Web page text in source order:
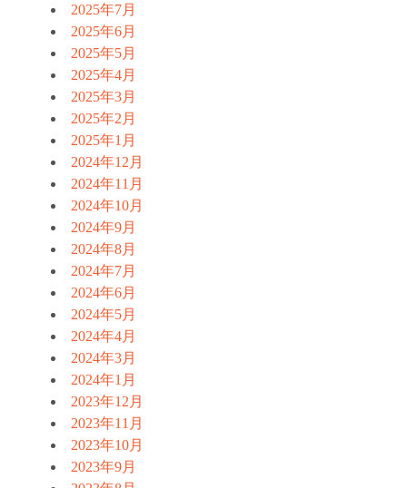
2025年7月
2025年6月
2025年5月
2025年4月
2025年3月
2025年2月
2025年1月
2024年12月
2024年11月
2024年10月
2024年9月
2024年8月
2024年7月
2024年6月
2024年5月
2024年4月
2024年3月
2024年1月
2023年12月
2023年11月
2023年10月
2023年9月